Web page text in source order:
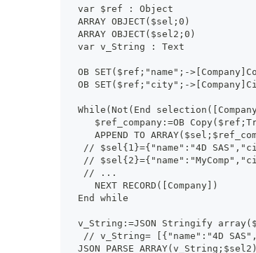
var $ref : Object
ARRAY OBJECT($sel;0)
ARRAY OBJECT($sel2;0)
var v_String : Text
OB SET($ref;"name";-
OB SET($ref;"city";-
While(Not(End
$ref_company:=OB
APPEND TO
// $sel{1}={"name":"4D
//
// ...
NEXT RECORD([Company])
End while
v_String:=JSON Stringify
// v_String= [{"name":"4D
JSON PARSE ARRAY(v_String;$sel2)